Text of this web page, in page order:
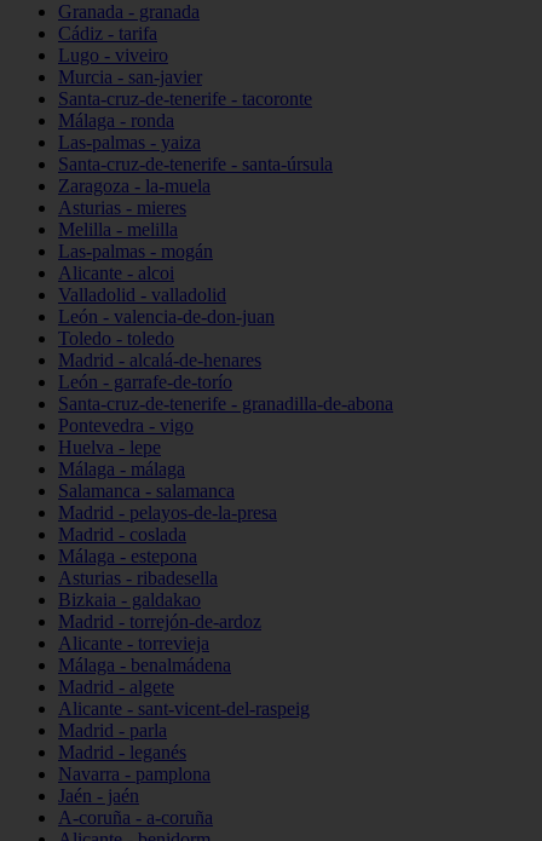
Granada - granada
Cádiz - tarifa
Lugo - viveiro
Murcia - san-javier
Santa-cruz-de-tenerife - tacoronte
Málaga - ronda
Las-palmas - yaiza
Santa-cruz-de-tenerife - santa-úrsula
Zaragoza - la-muela
Asturias - mieres
Melilla - melilla
Las-palmas - mogán
Alicante - alcoi
Valladolid - valladolid
León - valencia-de-don-juan
Toledo - toledo
Madrid - alcalá-de-henares
León - garrafe-de-torío
Santa-cruz-de-tenerife - granadilla-de-abona
Pontevedra - vigo
Huelva - lepe
Málaga - málaga
Salamanca - salamanca
Madrid - pelayos-de-la-presa
Madrid - coslada
Málaga - estepona
Asturias - ribadesella
Bizkaia - galdakao
Madrid - torrejón-de-ardoz
Alicante - torrevieja
Málaga - benalmádena
Madrid - algete
Alicante - sant-vicent-del-raspeig
Madrid - parla
Madrid - leganés
Navarra - pamplona
Jaén - jaén
A-coruña - a-coruña